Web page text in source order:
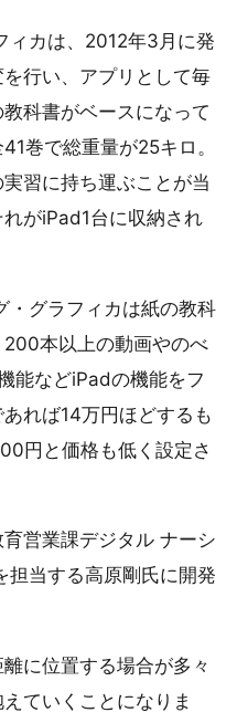
ィカは、2012年3月に発
行い、アプリとして毎
科書がベースになって
巻で総重量が25キロ。
習に持ち運ぶことが当
がiPad1台に収納され
・グラフィカは紙の教科
本以上の動画やのべ
能などiPadの機能をフ
れば14万円ほどするも
円と価格も低く設定さ
営業課デジタル ナーシ
担当する高原剛氏に開発
に位置する場合が多々
ていくことになりま